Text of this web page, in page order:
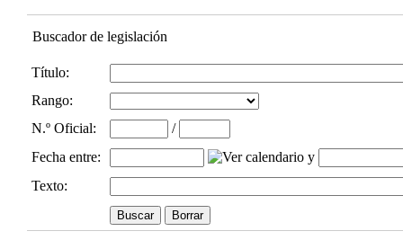
Buscador de legislación
Título:
Rango:
N.º Oficial:
/
Fecha entre:
y
Texto: